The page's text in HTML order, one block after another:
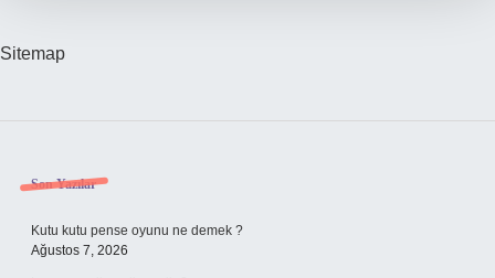
Sitemap
Sidebar
Son Yazılar
Kutu kutu pense oyunu ne demek ?
Ağustos 7, 2026